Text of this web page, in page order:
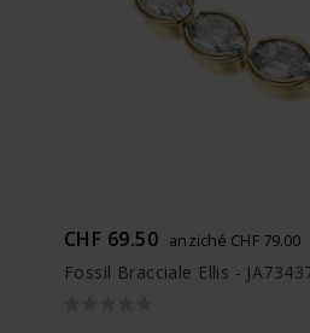
CHF 69.50 anziché CHF 79.00
Fossil Bracciale Ellis -